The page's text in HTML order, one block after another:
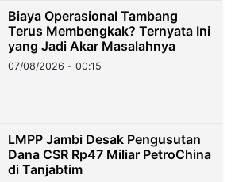
Biaya Operasional Tambang
Terus Membengkak? Ternyata Ini
yang Jadi Akar Masalahnya
07/08/2026 - 00:15
LMPP Jambi Desak Pengusutan
Dana CSR Rp47 Miliar PetroChina
di Tanjabtim